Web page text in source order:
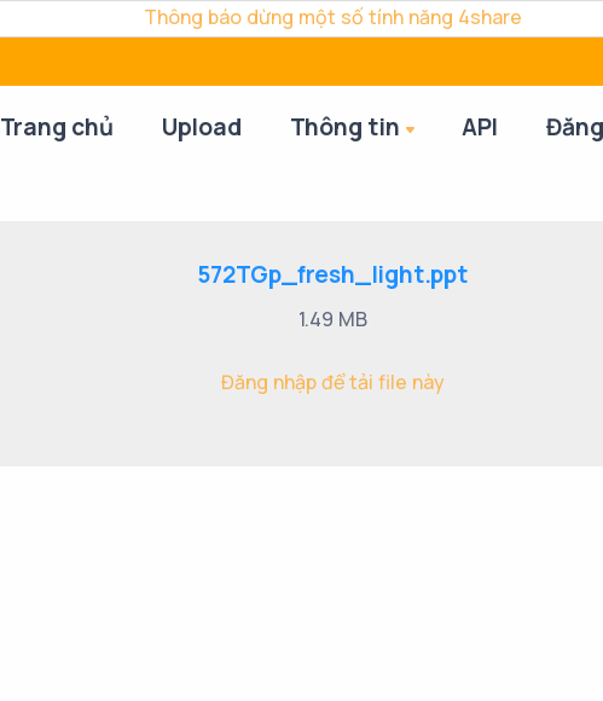
Thông báo dừng một số tính năng 4share
Trang chủ Upload Thông tin API
572TGp_fresh_light.ppt
1.49 MB
Đăng nhập để tải file này